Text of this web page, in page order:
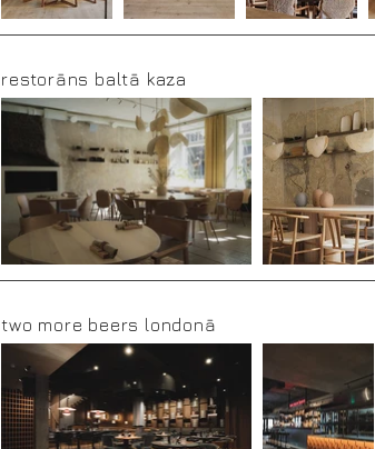
restorāns baltā kaza
two more beers londonā